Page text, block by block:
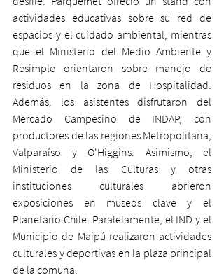
actividades educativas sobre su red de
espacios y el cuidado ambiental, mientras
que el Ministerio del Medio Ambiente y
Resimple orientaron sobre manejo de
residuos en la zona de Hospitalidad.
Además, los asistentes disfrutaron del
Mercado Campesino de INDAP, con
productores de las regiones Metropolitana,
Valparaíso y O'Higgins. Asimismo, el
Ministerio de las Culturas y otras
instituciones culturales abrieron
exposiciones en museos clave y el
Planetario Chile. Paralelamente, el IND y el
Municipio de Maipú realizaron actividades
culturales y deportivas en la plaza principal
de la comuna.